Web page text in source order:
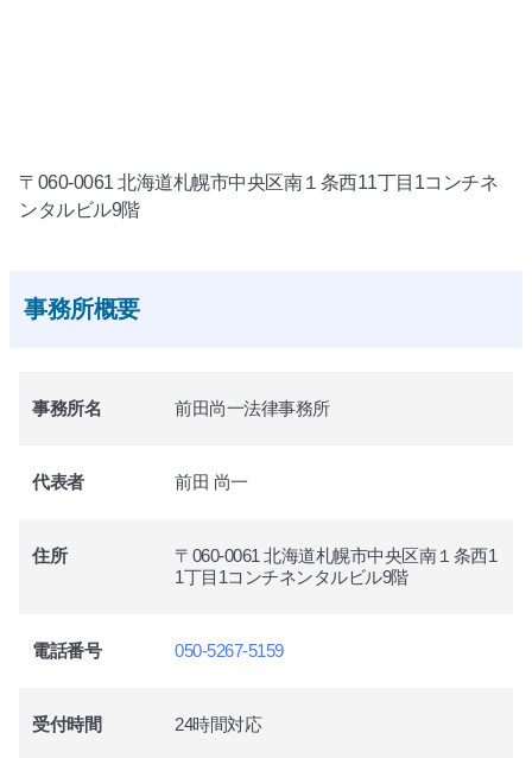
〒060-0061 北海道札幌市中央区南１条西11丁目1コンチネ
ンタルビル9階
事務所概要
事務所名 前田尚一法律事務所
代表者 前田 尚一
住所
〒060-0061 北海道札幌市中央区南１条西1
1丁目1コンチネンタルビル9階
電話番号 050-5267-5159
受付時間 24時間対応